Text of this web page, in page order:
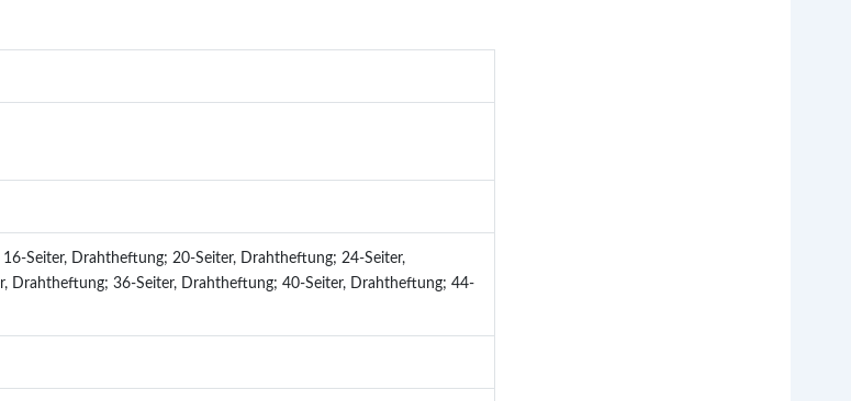
Seiter, Drahtheftung; 20-Seiter, Drahtheftung; 24-Seiter,
Drahtheftung; 36-Seiter, Drahtheftung; 40-Seiter, Drahtheftung; 44-